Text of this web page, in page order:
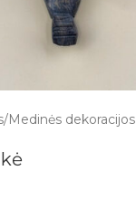
/Medinės dekoracijos